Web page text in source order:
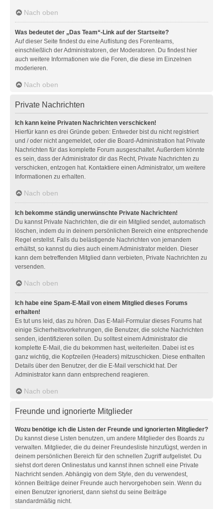
Nach oben
Was bedeutet der „Das Team“-Link auf der Startseite?
Auf dieser Seite findest du eine Auflistung des Forenteams,
einschließlich der Administratoren, der Moderatoren. Du findest hier
auch weitere Informationen wie die Foren, die diese im Einzelnen
moderieren.
Nach oben
Private Nachrichten
Ich kann keine Privaten Nachrichten verschicken!
Hierfür kann es drei Gründe geben: Entweder bist du nicht registriert
und / oder nicht angemeldet, oder die Board-Administration hat Private
Nachrichten für das komplette Forum ausgeschaltet. Außerdem könnte
es sein, dass der Administrator dir das Recht, Private Nachrichten zu
verschicken, entzogen hat. Kontaktiere einen Administrator, um weitere
Informationen zu erhalten.
Nach oben
Ich bekomme ständig unerwünschte Private Nachrichten!
Du kannst Private Nachrichten, die dir ein Mitglied sendet, automatisch
löschen, indem du in deinem persönlichen Bereich eine entsprechende
Regel erstellst. Falls du belästigende Nachrichten von jemandem
erhältst, so kannst du dies auch einem Administrator melden. Dieser
kann dem betreffenden Mitglied dann verbieten, Private Nachrichten zu
versenden.
Nach oben
Ich habe eine Spam-E-Mail von einem Mitglied dieses Forums
erhalten!
Es tut uns leid, das zu hören. Das E-Mail-Formular dieses Forums hat
einige Sicherheitsvorkehrungen, die Benutzer, die solche Nachrichten
senden, identifizieren sollen. Du solltest einem Administrator die
komplette E-Mail, die du bekommen hast, weiterleiten. Dabei ist es
ganz wichtig, die Kopfzeilen (Headers) mitzuschicken. Diese enthalten
Details über den Benutzer, der die E-Mail verschickt hat. Der
Administrator kann dann entsprechend reagieren.
Nach oben
Freunde und ignorierte Mitglieder
Wozu benötige ich die Listen der Freunde und ignorierten Mitglieder?
Du kannst diese Listen benutzen, um andere Mitglieder des Boards zu
verwalten. Mitglieder, die du deiner Freundesliste hinzufügst, werden in
deinem persönlichen Bereich für den schnellen Zugriff aufgelistet. Du
siehst dort deren Onlinestatus und kannst ihnen schnell eine Private
Nachricht senden. Abhängig von dem Style, den du verwendest,
können Beiträge deiner Freunde auch hervorgehoben sein. Wenn du
einen Benutzer ignorierst, dann siehst du seine Beiträge
standardmäßig nicht.